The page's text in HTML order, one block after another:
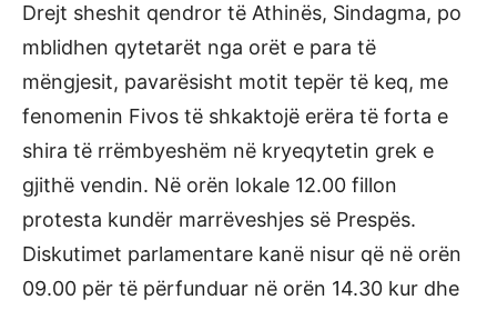
Drejt sheshit qendror të Athinës, Sindagma, po
mblidhen qytetarët nga orët e para të
mëngjesit, pavarësisht motit tepër të keq, me
fenomenin Fivos të shkaktojë erëra të forta e
shira të rrëmbyeshëm në kryeqytetin grek e
gjithë vendin. Në orën lokale 12.00 fillon
protesta kundër marrëveshjes së Prespës.
Diskutimet parlamentare kanë nisur që në orën
09.00 për të përfunduar në orën 14.30 kur dhe